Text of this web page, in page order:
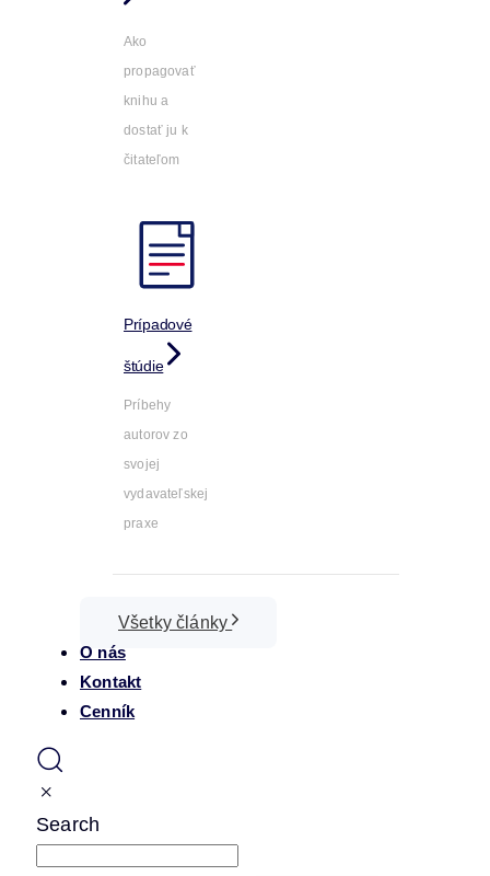
Ako
propagovať
knihu a
dostať ju k
čitateľom
Prípadové
štúdie
Príbehy
autorov zo
svojej
vydavateľskej
praxe
Všetky články
O nás
Kontakt
Cenník
Search